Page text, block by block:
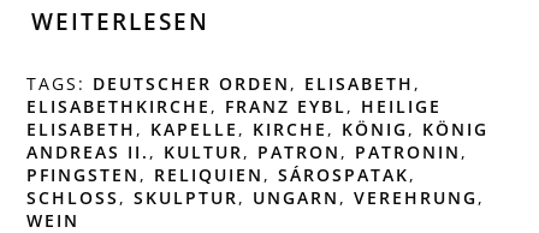
WEITERLESEN
TAGS: DEUTSCHER ORDEN , ELISABETH ,
ELISABETHKIRCHE , FRANZ EYBL , HEILIGE
ELISABETH , KAPELLE , KIRCHE , KÖNIG , KÖNIG
ANDREAS II. , KULTUR , PATRON , PATRONIN ,
PFINGSTEN , RELIQUIEN ,SÁROSPATAK,
SCHLOSS ,SKULPTUR , UNGARN ,VEREHRUNG ,
WEIN